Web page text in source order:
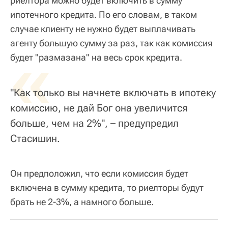
ипотечного кредита. По его словам, в таком
случае клиенту не нужно будет выплачивать
агенту большую сумму за раз, так как комиссия
будет "размазана" на весь срок кредита.
«
"Как только вы начнете включать в ипотеку
комиссию, не дай Бог она увеличится
больше, чем на 2%", – предупредил
Стасишин.
Он предположил, что если комиссия будет
включена в сумму кредита, то риелторы будут
брать не 2-3%, а намного больше.